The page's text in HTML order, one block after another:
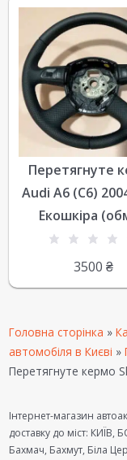
Перетягнуте
Audi A6 (C6)
Екошкіра
3500 ₴
Головна сторінка »
автомобіля в Києві »
Перетягнуте кермо
Інтернет-магазин
доставку до міст: КИЇВ,
Бахмач, Бахмут, Біла